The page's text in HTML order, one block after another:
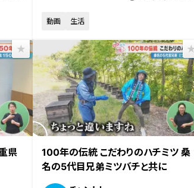
動画 生活
県
100年の伝統 こだわりのハチミツ 桑
名の5代目兄弟ミツバチと共に